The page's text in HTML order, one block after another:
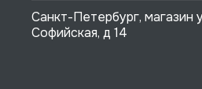
Санкт-Петербург, магазин
Софийская, д 14